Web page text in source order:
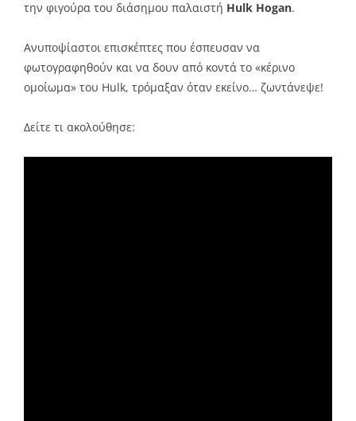
την φιγούρα του διάσημου παλαιστή Hulk Hogan.
Ανυποψίαστοι επισκέπτες που έσπευσαν να
φωτογραφηθούν και να δουν από κοντά το «κέρινο
ομοίωμα» του Hulk, τρόμαξαν όταν εκείνο… ζωντάνεψε!
Δείτε τι ακολούθησε: